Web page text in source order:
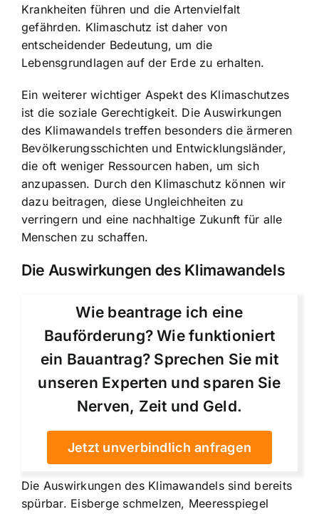
Krankheiten führen und die Artenvielfalt
gefährden. Klimaschutz ist daher von
entscheidender Bedeutung, um die
Lebensgrundlagen auf der Erde zu erhalten.
Ein weiterer wichtiger Aspekt des Klimaschutzes
ist die soziale Gerechtigkeit. Die Auswirkungen
des Klimawandels treffen besonders die ärmeren
Bevölkerungsschichten und Entwicklungsländer,
die oft weniger Ressourcen haben, um sich
anzupassen. Durch den Klimaschutz können wir
dazu beitragen, diese Ungleichheiten zu
verringern und eine nachhaltige Zukunft für alle
Menschen zu schaffen.
Die Auswirkungen des Klimawandels
Wie beantrage ich eine
Bauförderung? Wie funktioniert
ein Bauantrag? Sprechen Sie mit
unseren Experten und sparen Sie
Nerven, Zeit und Geld.
Jetzt unverbindlich anfragen
Die Auswirkungen des Klimawandels sind bereits
spürbar. Eisberge schmelzen, Meeresspiegel